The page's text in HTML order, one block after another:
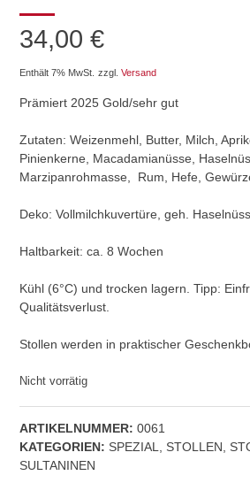
34,00€
Enthält 7% MwSt. zzgl.Versand
Prämiert 2025 Gold/sehr gut
Zutaten: Weizenmehl, Butter, Milch,
Pinienkerne, Macadamianüsse,
Marzipanrohmasse, Rum, Hefe,
Deko: Vollmilchkuvertüre, geh.
Haltbarkeit: ca. 8 Wochen
Kühl (6°C) und trocken lagern. Tipp:
Qualitätsverlust.
Stollen werden in praktischer
Nicht vorrätig
ARTIKELNUMMER: 0061
KATEGORIEN: SPEZIAL, STOLLEN,
SULTANINEN